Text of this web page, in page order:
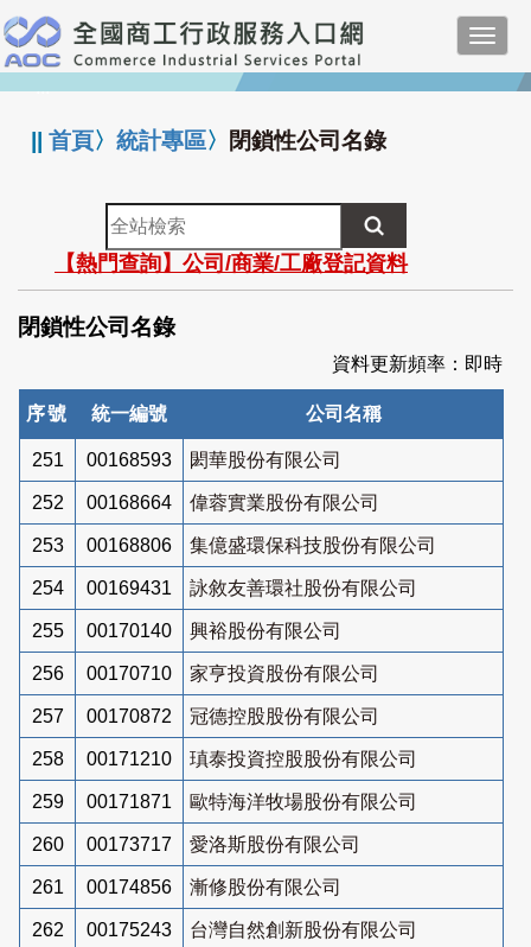
跳
到
主
要
:::
||首頁〉統計專區〉 閉鎖性公司名錄
全
站
檢
索
【熱門查詢】公司/商業/工廠登記資料
閉鎖性公司名錄
資料更新頻率：即時
序號 統一編號 公司名稱
251 00168593 閎華股份有限公司
252 00168664 偉蓉實業股份有限公司
253 00168806 集億盛環保科技股份有限公司
254 00169431 詠敘友善環社股份有限公司
255 00170140 興裕股份有限公司
256 00170710 家亨投資股份有限公司
257 00170872 冠德控股股份有限公司
258 00171210 瑱泰投資控股股份有限公司
259 00171871 歐特海洋牧場股份有限公司
260 00173717 愛洛斯股份有限公司
261 00174856 漸修股份有限公司
262 00175243 台灣自然創新股份有限公司